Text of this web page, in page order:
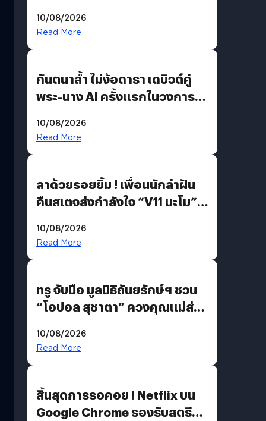
คุยกับแผนที่ได้แล้ว
10/08/2026
Read More
กันตนาล้ำ ไม่ง้อดารา เดบิวต์คู่
พระ-นาง AI ครั้งแรกในวงการ
10/08/2026
Read More
ลาด้วยรอยยิ้ม ! เพื่อนนักล่าฝัน
คืนสเตจส่งกำลังใจ “V11 นะโม”
รักแน่นฮอลล์
10/08/2026
Read More
ทรู จับมือ มูลนิธิถันยรักษ์ฯ ชวน
“โอปอล สุชาตา” ควงคุณแม่ส่ง
เติมเต็มความหมายวันแม่ปีนี้
10/08/2026
Read More
สิ้นสุดการรอคอย ! Netflix บน
Google Chrome รองรับสตรีม